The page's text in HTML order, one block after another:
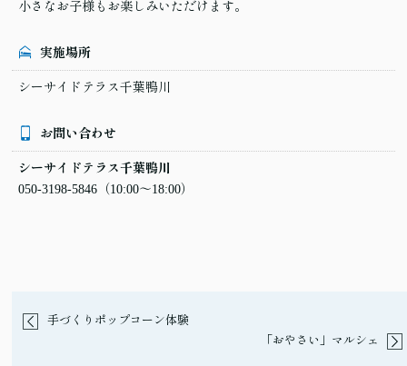
小さなお子様もお楽しみいただけます。
実施場所
シーサイドテラス千葉鴨川
お問い合わせ
シーサイドテラス千葉鴨川
050-3198-5846 （10:00〜18:00）
手づくりポップコーン体験
「おやさい」マルシェ